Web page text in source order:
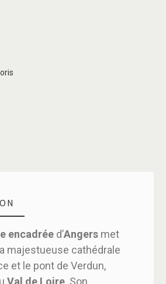
encadrée d’Angers met
majestueuse cathédrale
et le pont de Verdun,
Val de Loire . Son